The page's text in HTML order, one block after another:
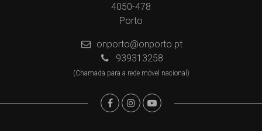
4050-478
Porto
onporto@onporto.pt
939313258
(Chamada para a rede móvel nacional)